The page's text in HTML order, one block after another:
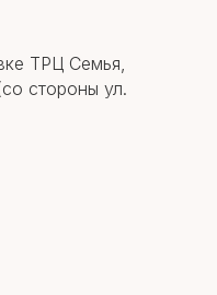
ТРЦ Семья,
стороны ул.